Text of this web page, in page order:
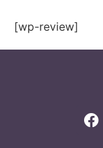
[wp-review]